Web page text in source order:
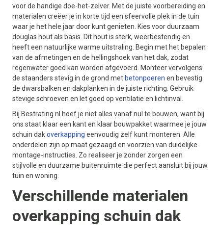
voor de handige doe-het-zelver. Met de juiste voorbereiding en
materialen creëer je in korte tijd een sfeervolle plek in de tuin
waar je het hele jaar door kunt genieten. Kies voor duurzaam
douglas hout als basis. Dit hout is sterk, weerbestendig en
heeft een natuurlijke warme uitstraling. Begin met het bepalen
van de afmetingen en de hellingshoek van het dak, zodat
regenwater goed kan worden afgevoerd. Monteer vervolgens
de staanders stevig in de grond met betonpoeren en bevestig
de dwarsbalken en dakplanken in de juiste richting. Gebruik
stevige schroeven en let goed op ventilatie en lichtinval.
Bij Bestrating.nl hoef je niet alles vanaf nul te bouwen, want bij
ons staat klaar een kant en klaar bouwpakket waarmee je jouw
schuin dakoverkapping eenvoudig zelf kunt monteren. Alle
onderdelen zijn op maat gezaagd en voorzien van duidelijke
montage-instructies. Zo realiseer je zonder zorgen een
stijlvolle en duurzame buitenruimte die perfect aansluit bij jouw
tuin en woning.
Verschillende materialen
overkapping schuin dak